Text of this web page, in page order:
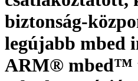
biztonság-
legújabb mbed
ARM® mbed™